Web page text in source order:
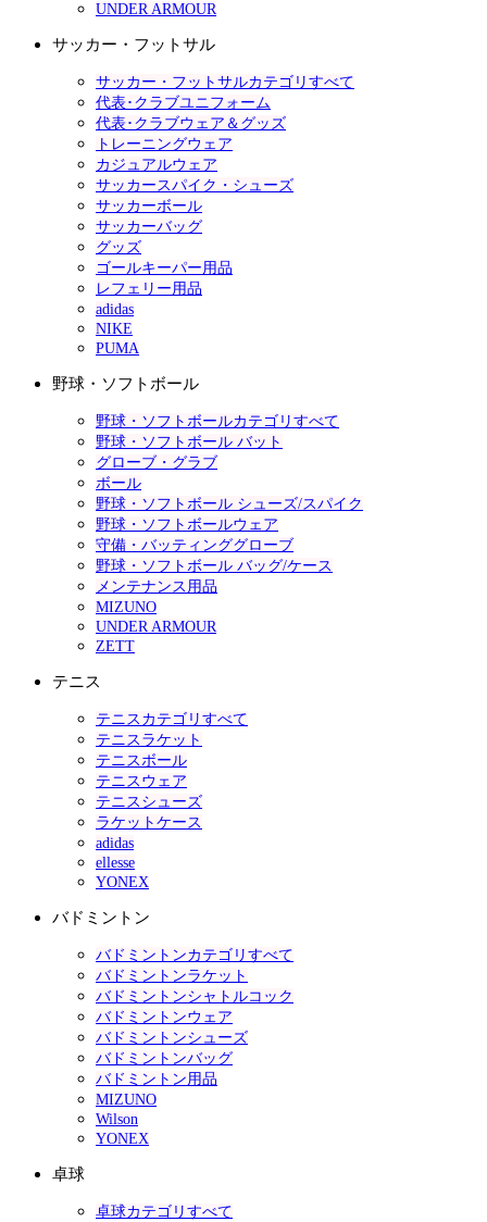
UNDER ARMOUR
サッカー・フットサル
サッカー・フットサルカテゴリすべて
代表･クラブユニフォーム
代表･クラブウェア＆グッズ
トレーニングウェア
カジュアルウェア
サッカースパイク・シューズ
サッカーボール
サッカーバッグ
グッズ
ゴールキーパー用品
レフェリー用品
adidas
NIKE
PUMA
野球・ソフトボール
野球・ソフトボールカテゴリすべて
野球・ソフトボール バット
グローブ・グラブ
ボール
野球・ソフトボール シューズ/スパイク
野球・ソフトボールウェア
守備・バッティンググローブ
野球・ソフトボール バッグ/ケース
メンテナンス用品
MIZUNO
UNDER ARMOUR
ZETT
テニス
テニスカテゴリすべて
テニスラケット
テニスボール
テニスウェア
テニスシューズ
ラケットケース
adidas
ellesse
YONEX
バドミントン
バドミントンカテゴリすべて
バドミントンラケット
バドミントンシャトルコック
バドミントンウェア
バドミントンシューズ
バドミントンバッグ
バドミントン用品
MIZUNO
Wilson
YONEX
卓球
卓球カテゴリすべて